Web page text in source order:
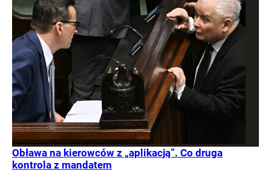
Obława na kierowców z „aplikacją”. Co druga
kontrola z mandatem